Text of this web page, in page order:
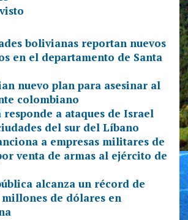
bolivianas reportan nuevos
en el departamento de Santa
nuevo plan para asesinar al
colombiano
responde a ataques de Israel
del sur del Líbano
a empresas militares de
venta de armas al ejército de
alcanza un récord de
millones de dólares en